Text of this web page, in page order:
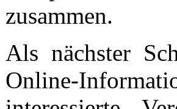
zusammen.
Als nächster
Online-